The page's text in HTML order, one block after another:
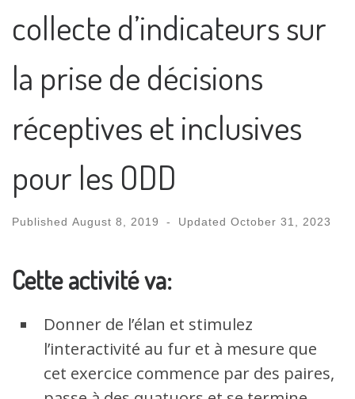
collecte d’indicateurs sur
la prise de décisions
réceptives et inclusives
pour les ODD
Published August 8, 2019 - Updated October 31, 2023
Cette activité va:
Donner de l’élan et stimulez
l’interactivité au fur et à mesure que
cet exercice commence par des paires,